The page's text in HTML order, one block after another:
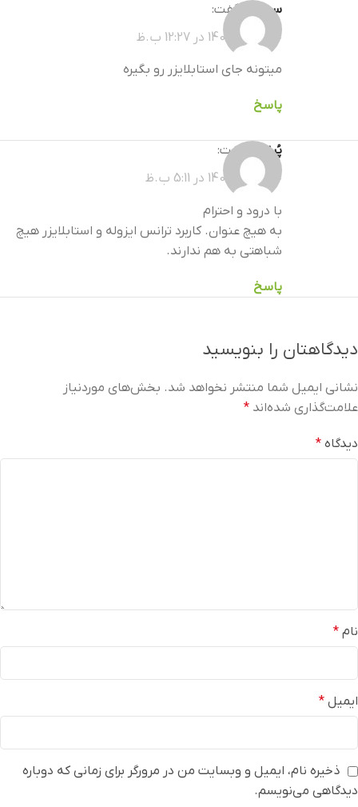
سبحان
گفت:
خرداد 22, 1405 در 12:27 ب.ظ
میتونه جای استابلایزر رو بگیره
پاسخ
پُرنیک
گفت:
خرداد 26, 1405 در 5:11 ب.ظ
با درود و احترام
به هیچ عنوان. کاربرد ترانس ایزوله و استابلایزر هیچ
شباهتی به هم ندارند.
پاسخ
دیدگاهتان را بنویسید
نشانی ایمیل شما منتشر نخواهد شد. بخش‌های موردنیاز
علامت‌گذاری شده‌اند *
دیدگاه *
نام *
ایمیل *
ذخیره نام، ایمیل و وبسایت من در مرورگر برای زمانی که دوباره
دیدگاهی می‌نویسم.